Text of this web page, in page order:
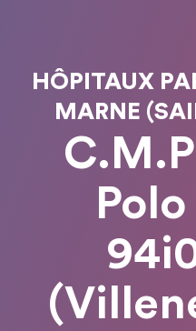
HÔPITAUX
MARNE